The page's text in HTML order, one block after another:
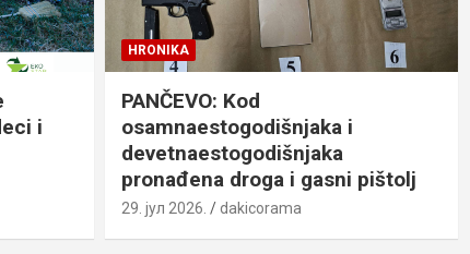
i
HRONIKA
PANČEVO: Kod
osamnaestogodišnjaka i
devetnaestogodišnjaka
pronađena droga i gasni pištolj
29. јул 2026. dakicorama